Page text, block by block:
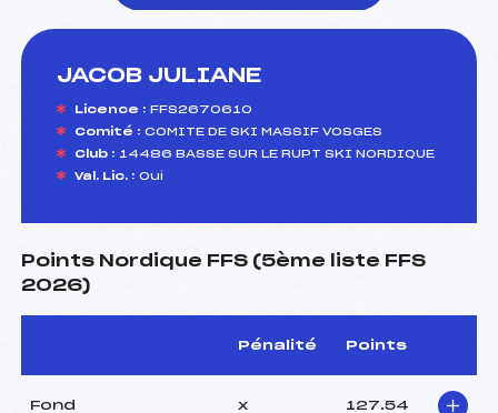
JACOB JULIANE
Licence : FFS2670610
Comité : COMITE DE SKI MASSIF VOSGES
Club : 14486 BASSE SUR LE RUPT SKI NORDIQUE
Val. Lic. : Oui
Points Nordique FFS (5ème liste FFS
2026)
Pénalité Points
Fond x 127.54